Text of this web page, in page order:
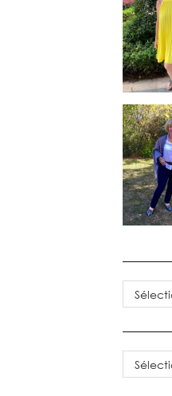
Catégories
Archives